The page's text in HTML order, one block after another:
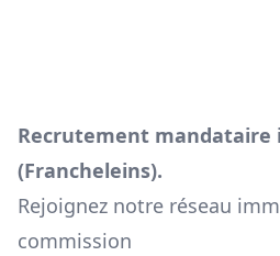
Recrutement mandataire
(Francheleins).
Rejoignez notre réseau
commission